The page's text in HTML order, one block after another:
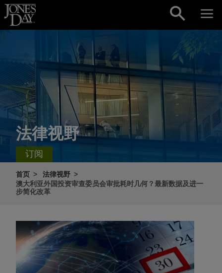
Skip to content
法律视野
订阅
首页
法律视野
澳大利亚外国投资审查委员会审批耗时几何？最新数据及进一
步简化改革